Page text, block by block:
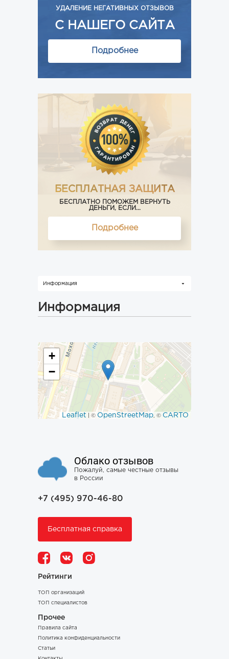
УДАЛЕНИЕ НЕГАТИВНЫХ ОТЗЫВОВ
С НАШЕГО САЙТА
Подробнее
БЕСПЛАТНАЯ ЗАЩИТА
БЕСПЛАТНО ПОМОЖЕМ ВЕРНУТЬ
ДЕНЬГИ, ЕСЛИ...
Подробнее
Информация
Информация
+
−
Leaflet | © OpenStreetMap, © CARTO
Облако отзывов
Пожалуй, самые честные отзывы
в России
+7 (495) 970-46-80
Бесплатная справка
Рейтинги
ТОП организаций
ТОП специалистов
Прочее
Правила сайта
Политика конфиденциальности
Статьи